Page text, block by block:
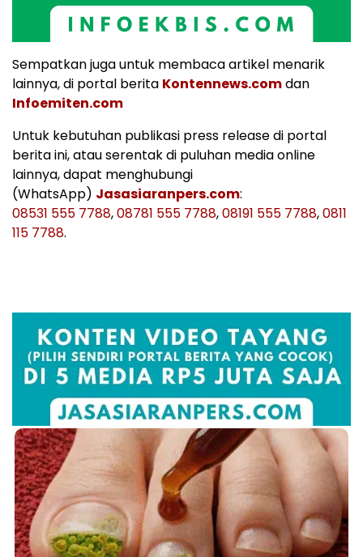
Sempatkan juga untuk membaca artikel menarik
lainnya, di portal berita Kontennews.comdan
Infoemiten.com
Untuk kebutuhan publikasi press release di portal
berita ini, atau serentak di puluhan media online
lainnya, dapat menghubungi
(WhatsApp) Jasasiaranpers.com:
08531 555 7788,08781 555 7788,08191 555 7788,0811
115 7788.